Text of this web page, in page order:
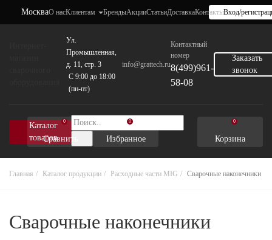
МоскваО насКлиентам БрендыАкцииСтатьиДоставкаКонтактыВход/
Ул.
Промышленная,
д. 11, стр. 3
C 9:00 до 18:00
(пн-пт)
info@grattech.ru
Контактный
номер
8(499)961-
58-08
Заказать
звонок
Каталог
товаров
0
Сравнить
0
Избранное
0
Корзина
Главная Каталог продукции Расходные части MIG Сварочные наконечники
Сварочные наконечники